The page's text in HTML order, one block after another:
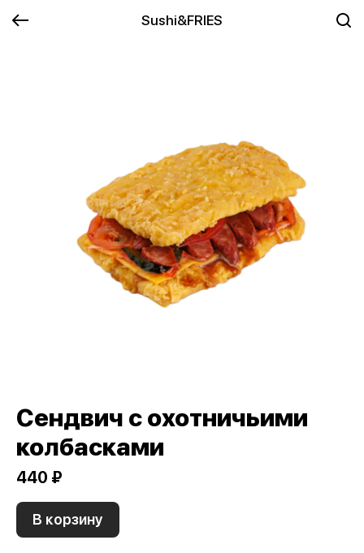
Sushi&FRIES
Сендвич с охотничьими
колбасками
440 ₽
В корзину